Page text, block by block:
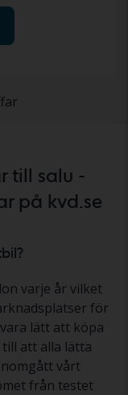
till salu -
på kvd.se
varje år vilket
för
lätt att köpa
att alla lätta
vårt
från testet